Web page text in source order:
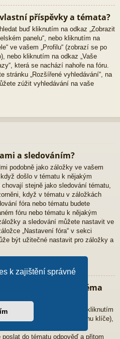
k zajištění správné
příspěvky a témata?
buď kliknutím na odkaz „Zobrazit
panelu“, nebo kliknutím na
ve vašem „Profilu“ (zobrazí se po
nebo kliknutím na odkaz „Vaše
která se nachází nahoře na fóru.
stránku „Rozšířené vyhledávání“, na
zúžit vyhledávání na vaše
a sledováním?
podobně jako záložky ve vašem
došlo v tématu k nějakým
stejně jako sledování tématu,
když v tématu v záložkách
fóra nebo tématu budete
fóru nebo tématu k nějakým
a sledování můžete nastavit ve
„Nastavení fóra“ v sekci
být užitečné nastavit pro záložky a
do záložek nebo téma
téma začít sledovat můžete kliknutím
tématu“ (obvykle má ikonu klíče),
do tématu odpověď a přitom